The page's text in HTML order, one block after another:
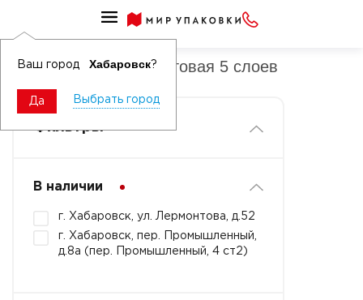
Ваш город Хабаровск?
Да Выбрать город
Туалетная бумага бытовая 5 слоев
Фильтры
В наличии
г. Хабаровск, ул. Лермонтова, д.52
г. Хабаровск, пер. Промышленный,
д.8а (пер. Промышленный, 4 ст2)